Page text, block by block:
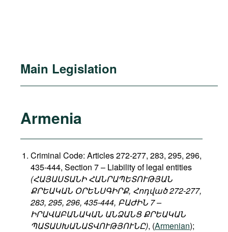
Main Legislation
Armenia
Criminal Code: Articles 272-277, 283, 295, 296,
435-444, Section 7 – Liability of legal entities
(ՀԱՅԱՍՏԱՆԻ ՀԱՆՐԱՊԵՏՈՒԹՅԱՆ
ՔՐԵԱԿԱՆ ՕՐԵՆՍԳԻՐՔ, Հոդված 272-277,
283, 295, 296, 435-444, ԲԱԺԻՆ 7 –
ԻՐԱՎԱԲԱՆԱԿԱՆ ԱՆՁԱՆՑ ՔՐԵԱԿԱՆ
ՊԱՏԱՍԽԱՆԱՏՎՈՒԹՅՈՒՆԸ), (Armenian);